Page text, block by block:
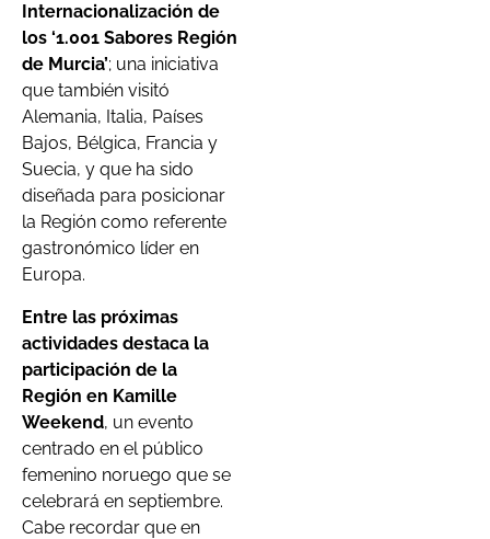
Internacionalización de
los ‘1.001 Sabores Región
de Murcia’; una iniciativa
que también visitó
Alemania, Italia, Países
Bajos, Bélgica, Francia y
Suecia, y que ha sido
diseñada para posicionar
la Región como referente
gastronómico líder en
Europa.
Entre las próximas
actividades destaca la
participación de la
Región en Kamille
Weekend, un evento
centrado en el público
femenino noruego que se
celebrará en septiembre.
Cabe recordar que en